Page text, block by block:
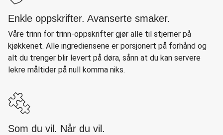
Enkle oppskrifter. Avanserte smaker.
Våre trinn for trinn-oppskrifter gjør alle til stjerner på
kjøkkenet. Alle ingrediensene er porsjonert på forhånd og
alt du trenger blir levert på døra, sånn at du kan servere
lekre måltider på null komma niks.
Som du vil. Når du vil.